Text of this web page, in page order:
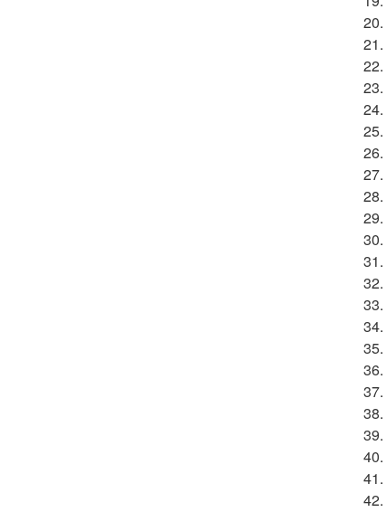
20.
21.
22.
23.
24.
25.
26.
27.
28.
29.
30.
31.
32.
33.
34.
35.
36.
37.
38.
39.
40.
41.
42.